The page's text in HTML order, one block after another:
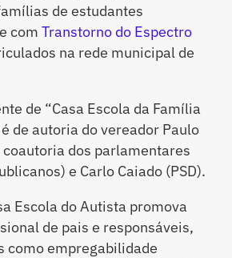
de estudantes
com Transtorno do Espectro
na rede municipal de
de “Casa Escola da Família
de autoria do vereador Paulo
coautoria dos parlamentares
e Carlo Caiado (PSD).
Escola do Autista promova
de pais e responsáveis,
como empregabilidade